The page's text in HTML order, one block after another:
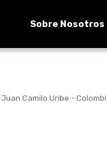
Sobre Nosotros
Juan Camilo Uribe -